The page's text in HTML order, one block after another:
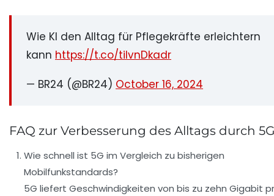
Wie KI den Alltag für Pflegekräfte erleichtern
kann https://t.co/tiIvnDkadr
— BR24 (@BR24) October 16, 2024
FAQ zur Verbesserung des Alltags durch 5G
Wie schnell ist 5G im Vergleich zu bisherigen
Mobilfunkstandards?
5G liefert Geschwindigkeiten von bis zu zehn Gigabit